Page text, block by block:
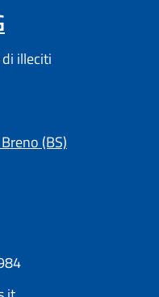
illeciti
(BS)